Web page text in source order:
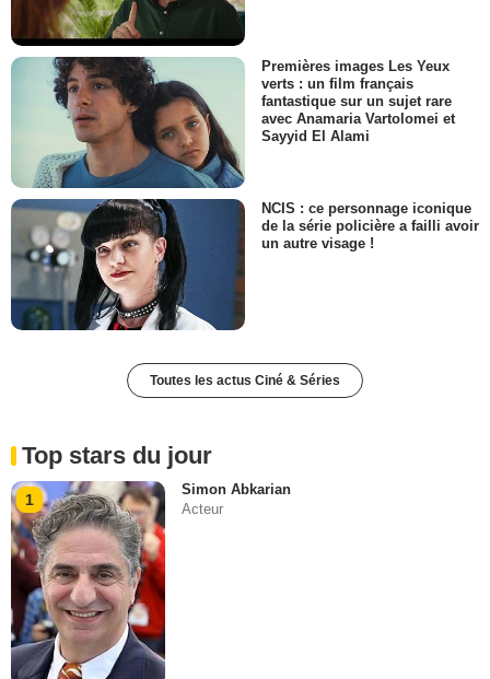
Premières images Les Yeux
verts : un film français
fantastique sur un sujet rare
avec Anamaria Vartolomei et
Sayyid El Alami
NCIS : ce personnage iconique
de la série policière a failli avoir
un autre visage !
Toutes les actus Ciné & Séries
Top stars du jour
1
Simon Abkarian
Acteur